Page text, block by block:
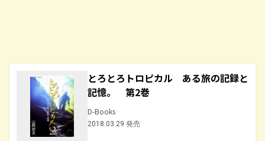
とろとろトロピカル ある旅の記録と
記憶。 第2巻
D-Books
2018.03.29 発売